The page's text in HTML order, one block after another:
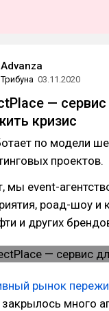
Advanza
Трибуна 03.11.2020
—
кризис
по модели
проектов.
мы event-
роад-шоу и
и других
рынок
много